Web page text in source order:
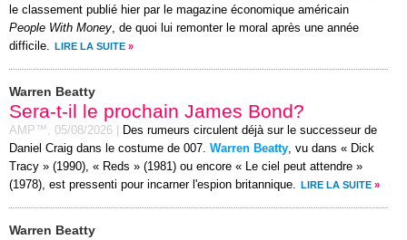
le classement publié hier par le magazine économique américain
People With Money, de quoi lui remonter le moral après une année
difficile.
LIRE LA SUITE »
Warren Beatty
Sera-t-il le prochain James Bond?
AMP™, 05/08/2026
Des rumeurs circulent déjà sur le successeur de
Daniel Craig dans le costume de 007. Warren Beatty, vu dans « Dick
Tracy » (1990), « Reds » (1981) ou encore « Le ciel peut attendre »
(1978), est pressenti pour incarner l'espion britannique.
LIRE LA SUITE »
Warren Beatty